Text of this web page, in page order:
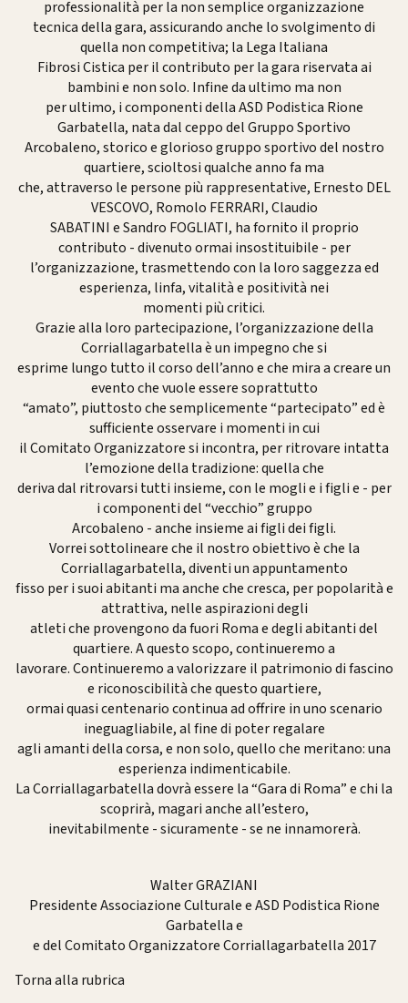
professionalità per la non semplice organizzazione
tecnica della gara, assicurando anche lo svolgimento di
quella non competitiva; la Lega Italiana
Fibrosi Cistica per il contributo per la gara riservata ai
bambini e non solo. Infine da ultimo ma non
per ultimo, i componenti della ASD Podistica Rione
Garbatella, nata dal ceppo del Gruppo Sportivo
Arcobaleno, storico e glorioso gruppo sportivo del nostro
quartiere, scioltosi qualche anno fa ma
che, attraverso le persone più rappresentative, Ernesto DEL
VESCOVO, Romolo FERRARI, Claudio
SABATINI e Sandro FOGLIATI, ha fornito il proprio
contributo - divenuto ormai insostituibile - per
l’organizzazione, trasmettendo con la loro saggezza ed
esperienza, linfa, vitalità e positività nei
momenti più critici.
Grazie alla loro partecipazione, l’organizzazione della
Corriallagarbatella è un impegno che si
esprime lungo tutto il corso dell’anno e che mira a creare un
evento che vuole essere soprattutto
“amato”, piuttosto che semplicemente “partecipato” ed è
sufficiente osservare i momenti in cui
il Comitato Organizzatore si incontra, per ritrovare intatta
l’emozione della tradizione: quella che
deriva dal ritrovarsi tutti insieme, con le mogli e i figli e - per
i componenti del “vecchio” gruppo
Arcobaleno - anche insieme ai figli dei figli.
Vorrei sottolineare che il nostro obiettivo è che la
Corriallagarbatella, diventi un appuntamento
fisso per i suoi abitanti ma anche che cresca, per popolarità e
attrattiva, nelle aspirazioni degli
atleti che provengono da fuori Roma e degli abitanti del
quartiere. A questo scopo, continueremo a
lavorare. Continueremo a valorizzare il patrimonio di fascino
e riconoscibilità che questo quartiere,
ormai quasi centenario continua ad offrire in uno scenario
ineguagliabile, al fine di poter regalare
agli amanti della corsa, e non solo, quello che meritano: una
esperienza indimenticabile.
La Corriallagarbatella dovrà essere la “Gara di Roma” e chi la
scoprirà, magari anche all’estero,
inevitabilmente - sicuramente - se ne innamorerà.
Walter GRAZIANI
Presidente Associazione Culturale e ASD Podistica Rione
Garbatella e
e del Comitato Organizzatore Corriallagarbatella 2017
Torna alla rubrica